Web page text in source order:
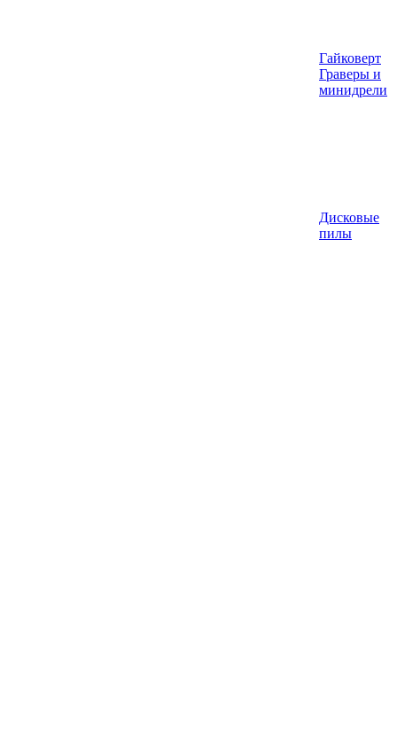
Гайковерт
Граверы и
минидрели
Дисковые
пилы